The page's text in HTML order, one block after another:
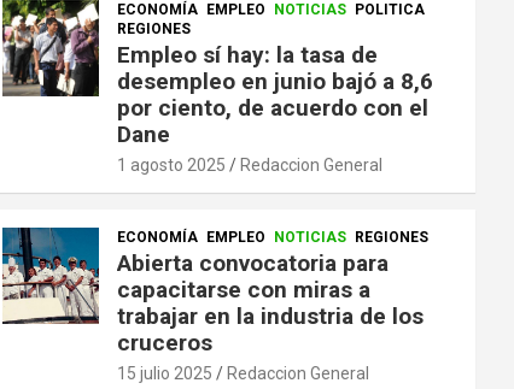
ECONOMÍA EMPLEO NOTICIAS
POLITICA
REGIONES
Empleo sí hay: la tasa de
desempleo en junio bajó a 8,6
por ciento, de acuerdo con el
Dane
1 agosto 2025 Redaccion General
ECONOMÍA EMPLEO NOTICIAS REGIONES
Abierta convocatoria para
capacitarse con miras a
trabajar en la industria de los
cruceros
15 julio 2025 Redaccion General